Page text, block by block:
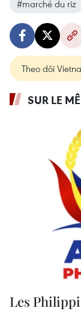
#marché du riz
Theo dõi
SUR LE
Les